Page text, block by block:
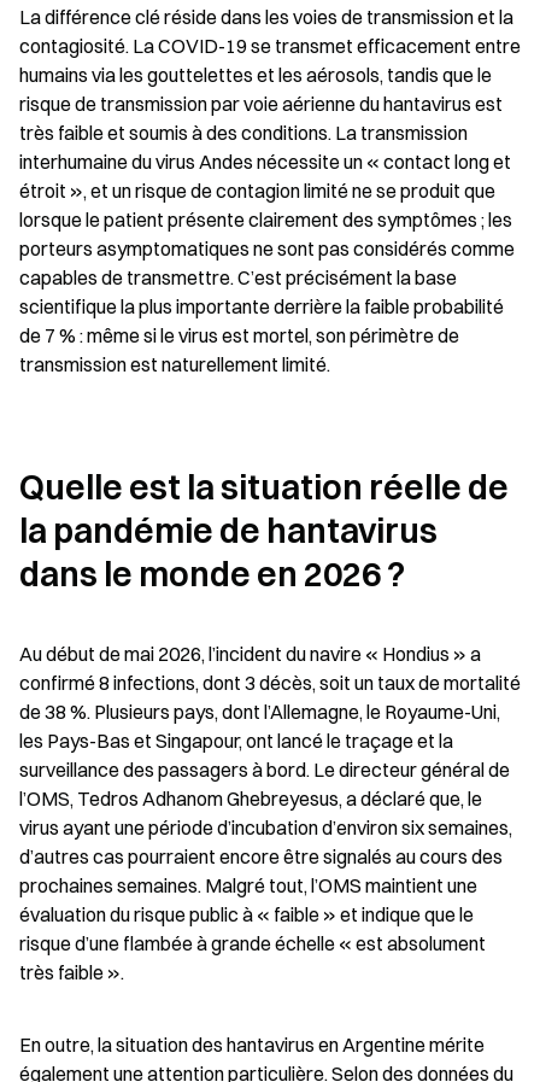
La différence clé réside dans les voies de transmission et la
contagiosité. La COVID-19 se transmet efficacement entre
humains via les gouttelettes et les aérosols, tandis que le
risque de transmission par voie aérienne du hantavirus est
très faible et soumis à des conditions. La transmission
interhumaine du virus Andes nécessite un « contact long et
étroit », et un risque de contagion limité ne se produit que
lorsque le patient présente clairement des symptômes ; les
porteurs asymptomatiques ne sont pas considérés comme
capables de transmettre. C’est précisément la base
scientifique la plus importante derrière la faible probabilité
de 7 % : même si le virus est mortel, son périmètre de
transmission est naturellement limité.
Quelle est la situation réelle de
la pandémie de hantavirus
dans le monde en 2026 ?
Au début de mai 2026, l’incident du navire « Hondius » a
confirmé 8 infections, dont 3 décès, soit un taux de mortalité
de 38 %. Plusieurs pays, dont l’Allemagne, le Royaume-Uni,
les Pays-Bas et Singapour, ont lancé le traçage et la
surveillance des passagers à bord. Le directeur général de
l’OMS, Tedros Adhanom Ghebreyesus, a déclaré que, le
virus ayant une période d’incubation d’environ six semaines,
d’autres cas pourraient encore être signalés au cours des
prochaines semaines. Malgré tout, l’OMS maintient une
évaluation du risque public à « faible » et indique que le
risque d’une flambée à grande échelle « est absolument
très faible ».
En outre, la situation des hantavirus en Argentine mérite
également une attention particulière. Selon des données du